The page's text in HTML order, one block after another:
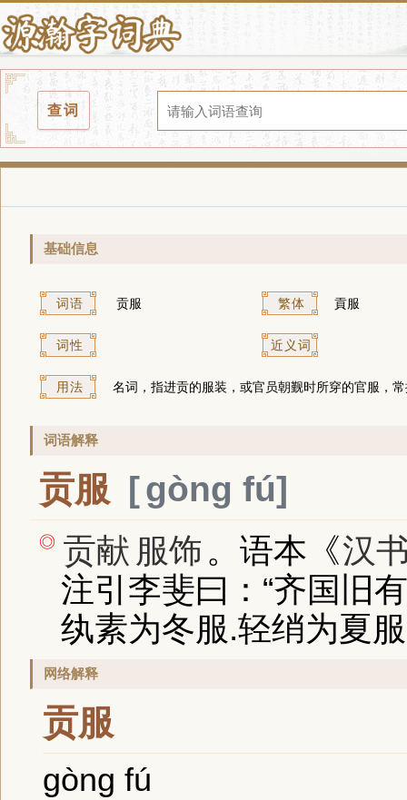
查词
基础信息
词语 贡服 繁体 貢服
词性 近义词
用法 名词，指进贡的服装，或官员朝觐时所穿的官服，常
词语解释
贡服 gòng fú
◎ 贡献 服饰 。语本 《汉
注引李斐曰：“齐国旧
纨素为冬服.轻绡为夏
网络解释
贡服
gòng fú